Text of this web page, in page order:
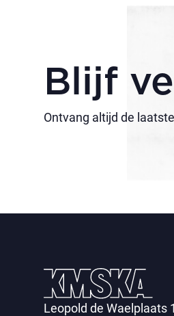
Blijf
Ontvang altijd de
Leopold de Waelplaats